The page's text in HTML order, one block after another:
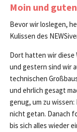
Moin und
Bevor wir loslegen,
Kulissen des
Dort hatten wir diese
und gestern sind wir
technischen
und ehrlich gesagt
genug, um zu
nicht getan. Danach
bis sich alles wieder